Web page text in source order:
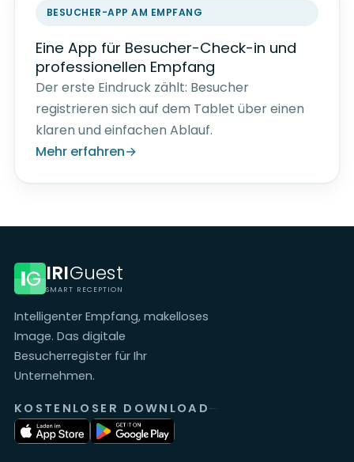
BESUCHER-APP AM EMPFANG
Eine App für Besucher-Check-in und
professionellen Empfang
Der erste Eindruck zählt: Besucher
registrieren sich auf dem Tablet über einen
klaren und einfachen Ablauf.
Mehr erfahren
IRIGuest
SMART RECEPTION
Intelligenter Empfang, makelloses
Image. Das digitale
Besucherregister für Ihr
Unternehmen.
KOSTENLOSER DOWNLOAD